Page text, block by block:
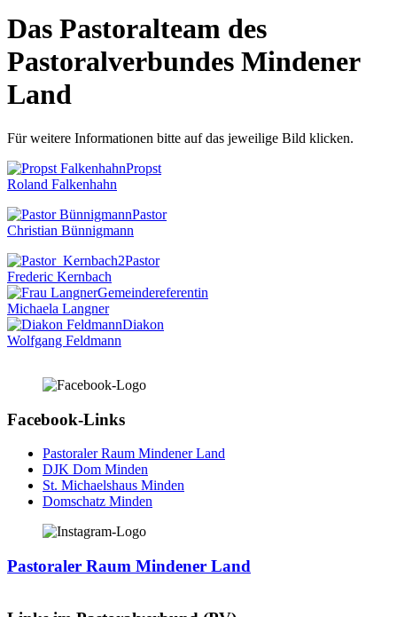
Das Pastoralteam des
Pastoralverbundes Mindener
Land
Für weitere Informationen bitte auf das jeweilige Bild klicken.
Propst
Roland Falkenhahn
Pastor
Christian Bünnigmann
Pastor
Frederic Kernbach
Gemeindereferentin
Michaela Langner
Diakon
Wolfgang Feldmann
Facebook-Links
Pastoraler Raum Mindener Land
DJK Dom Minden
St. Michaelshaus Minden
Domschatz Minden
Pastoraler Raum Mindener Land